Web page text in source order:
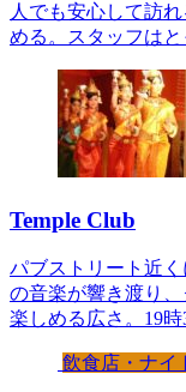
人でも安心して訪
める。スタッフはと
Temple Club
パブストリート近
の音楽が響き渡り
楽しめる広さ。19時
飲食店・ナイ